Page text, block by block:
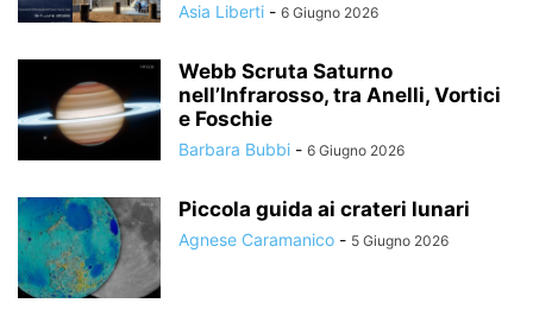
Asia Liberti - 6 Giugno 2026
Webb Scruta Saturno
nell’Infrarosso, tra Anelli, Vortici
e Foschie
Barbara Bubbi - 6 Giugno 2026
Piccola guida ai crateri lunari
Agnese Caramanico - 5 Giugno 2026